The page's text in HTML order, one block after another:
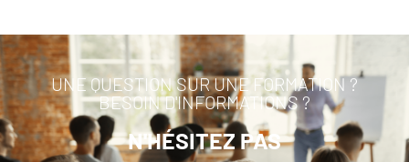
UNE QUESTION SUR UNE FORMATION ?
BESOIN D'INFORMATIONS ?
N'HÉSITEZ PAS